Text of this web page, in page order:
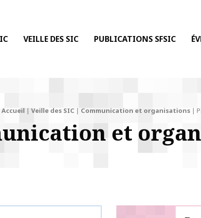
LA COMMUNICATION
VEILLE DES SIC PUBLICATIONS SFSIC
Accueil | Veille des SIC | Communication et organisations |
et